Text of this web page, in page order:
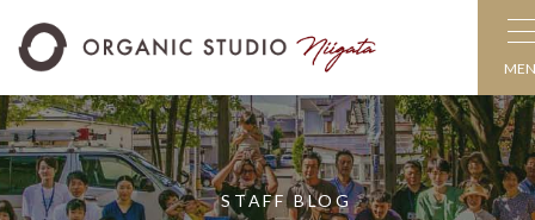
STAFF BLOG